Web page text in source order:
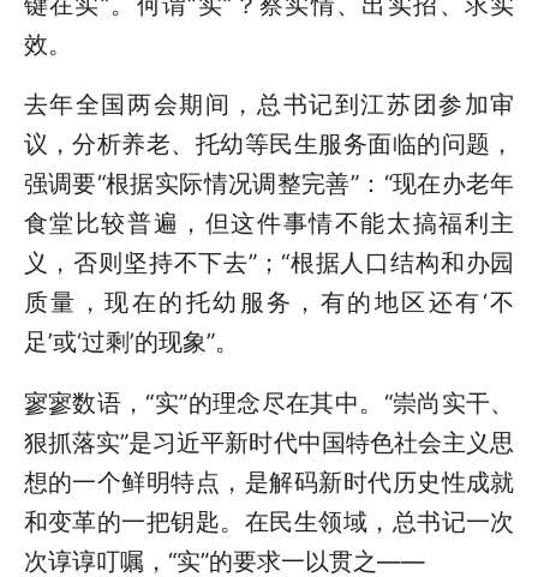
效。
去年全国两会期间，总书记到江苏团参加审
议，分析养老、托幼等民生服务面临的问题，
强调要“根据实际情况调整完善”：“现在办老年
食堂比较普遍，但这件事情不能太搞福利主
义，否则坚持不下去”；“根据人口结构和办园
质量，现在的托幼服务，有的地区还有‘不
足’或‘过剩’的现象”。
寥寥数语，“实”的理念尽在其中。“崇尚实干、
狠抓落实”是习近平新时代中国特色社会主义思
想的一个鲜明特点，是解码新时代历史性成就
和变革的一把钥匙。在民生领域，总书记一次
次谆谆叮嘱，“实”的要求一以贯之——